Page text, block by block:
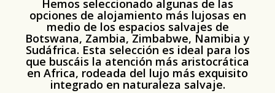
Hemos seleccionado algunas de las
opciones de alojamiento más lujosas en
medio de los espacios salvajes de
Botswana, Zambia, Zimbabwe, Namibia y
Sudáfrica. Esta selección es ideal para los
que buscáis la atención más aristocrática
en Africa, rodeada del lujo más exquisito
integrado en naturaleza salvaje.